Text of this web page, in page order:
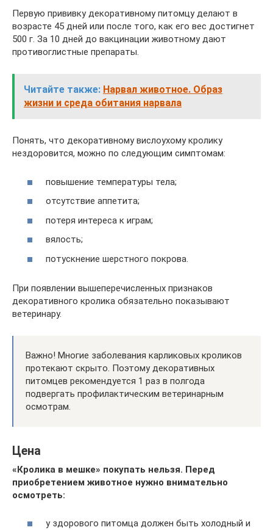
Первую прививку декоративному питомцу делают в
возрасте 45 дней или после того, как его вес достигнет
500 г. За 10 дней до вакцинации животному дают
противоглистные препараты.
Читайте также: Нарвал животное. Образ
жизни и среда обитания нарвала
Понять, что декоративному вислоухому кролику
нездоровится, можно по следующим симптомам:
повышение температуры тела;
отсутствие аппетита;
потеря интереса к играм;
вялость;
потускнение шерстного покрова.
При появлении вышеперечисленных признаков
декоративного кролика обязательно показывают
ветеринару.
Важно! Многие заболевания карликовых кроликов
протекают скрыто. Поэтому декоративных
питомцев рекомендуется 1 раз в полгода
подвергать профилактическим ветеринарным
осмотрам.
Цена
«Кролика в мешке» покупать нельзя. Перед
приобретением животное нужно внимательно
осмотреть:
у здорового питомца должен быть холодный и